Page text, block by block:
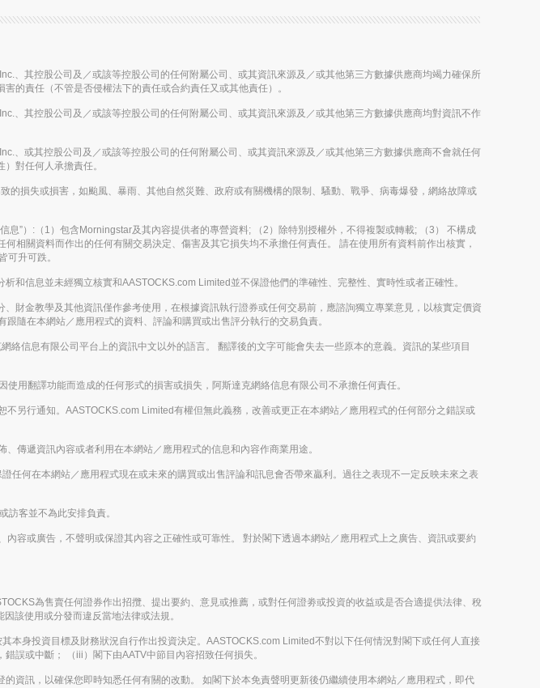
、其控股公司及／或該等控股公司的任何附屬公司、或其資訊來源及／或其他第三方數據供應商均竭力確保所
的責任（不管是否侵權法下的責任或合約責任又或其他責任）。
、其控股公司及／或該等控股公司的任何附屬公司、或其資訊來源及／或其他第三方數據供應商均對資訊不作
、或其控股公司及／或該等控股公司的任何附屬公司、或其資訊來源及／或其他第三方數據供應商不會就任何
對任何人承擔責任。
損失或損害，如颱風、暴雨、其他自然災難、政府或有關機構的限制、騷動、戰爭、病毒爆發，網絡故障或
”）:（1）包含Morningstar及其內容提供者的專營資料; （2）除特別授權外，不得複製或轉載; （3） 不構成
相關資料而作出的任何有關交易決定、傷害及其它損失均不承擔任何責任。 請在使用所有資料前作出核實，
可升可跌。
和信息並未經獨立核實和AASTOCKS.com Limited並不保證他們的準確性、完整性、實時性或者正確性。
財金教學及其他資訊僅作參考使用，在根據資訊執行證券或任何交易前，應諮詢獨立專業意見，以核實定價資
隨在本網站／應用程式的資料、評論和購買或出售評分執行的交易負責。
信息有限公司平台上的資訊中文以外的語言。 翻譯後的文字可能會失去一些原本的意義。資訊的某些項目
用翻譯功能而造成的任何形式的損害或損失，阿斯達克網絡信息有限公司不承擔任何責任。
另行通知。AASTOCKS.com Limited有權但無此義務，改善或更正在本網站／應用程式的任何部分之錯誤或
傳遞資訊內容或者利用在本網站／應用程式的信息和內容作商業用途。
何在本網站／應用程式現在或未來的購買或出售評論和訊息會否帶來贏利。過往之表現不一定反映未來之表
客並不為此安排負責。
容或廣告，不聲明或保證其內容之正確性或可靠性。 對於閣下透過本網站／應用程式上之廣告、資訊或要約
為售賣任何證券作出招攬、提出要約、意見或推薦，或對任何證劵或投資的收益或是否合適提供法律、稅
該使用或分發而違反當地法律或法規。
身投資目標及財務狀況自行作出投資決定。AASTOCKS.com Limited不對以下任何情況對閣下或任何人直接
誤或中斷； （iii）閣下由AATV中節目內容招致任何損失。
資訊，以確保您即時知悉任何有關的改動。 如閣下於本免責聲明更新後仍繼續使用本網站／應用程式，即代